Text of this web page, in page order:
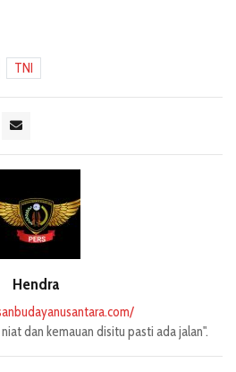
TNI
Hendra
dan kemauan disitu pasti ada jalan".